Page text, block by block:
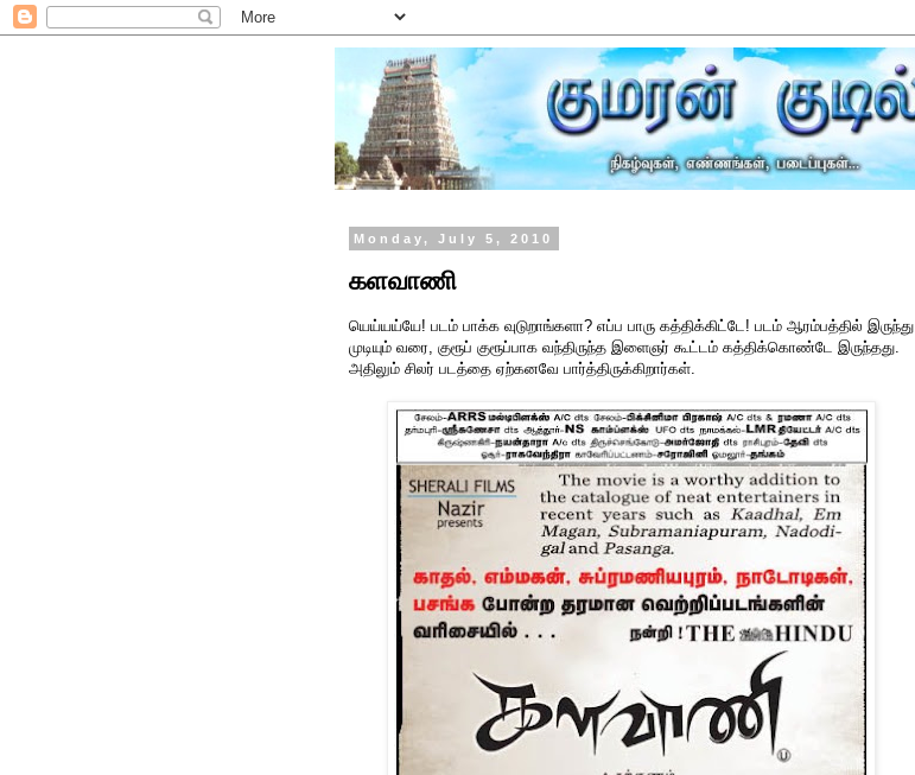
Monday, July 5, 2010
களவாணி
யெய்யய்யே! படம் பாக்க வுடுறாங்களா? எப்ப பாரு கத்திக்கிட்டே! படம் ஆரம்பத்தில் இருந்து
முடியும் வரை, குரூப் குரூப்பாக வந்திருந்த இளைஞர் கூட்டம் கத்திக்கொண்டே இருந்தது.
அதிலும் சிலர் படத்தை ஏற்கனவே பார்த்திருக்கிறார்கள்.